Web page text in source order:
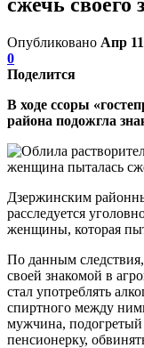
Опубликовано Апр
0
Поделится
В ходе ссоры
района подожгла
Дзержинским
расследуется
женщины, которая
По данным
своей знакомой в
стал употреблять
спиртного между
мужчина, подогретый
пенсионерку,